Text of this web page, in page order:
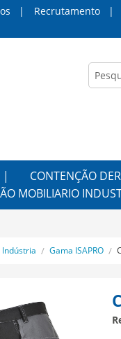
Recrutamento
CONTENÇÃO
MOBILIARIO
Gama ISAPRO